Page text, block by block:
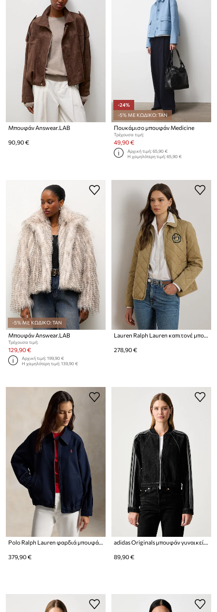
Μπουφάν Answear.LAB
90,90 €
-24%
-5% ΜΕ ΚΩΔΙΚΟ: TAN
Πουκάμισο μπουφάν Medicine
Τρέχουσα τιμή:
49,90 €
Αρχική τιμή:65,90 €
Η χαμηλότερη τιμή:65,90 €
-5% ΜΕ ΚΩΔΙΚΟ: TAN
Μπουφάν Answear.LAB
Τρέχουσα τιμή:
129,90 €
Αρχική τιμή:199,90 €
Η χαμηλότερη τιμή:139,90 €
278,90 €
Polo Ralph Lauren φαρδιά μπουφάν γυναικεία βαμβακερή
379,90 €
adidas Originals μπουφάν γυναικείο ντένιμ SST 2.0
89,90 €